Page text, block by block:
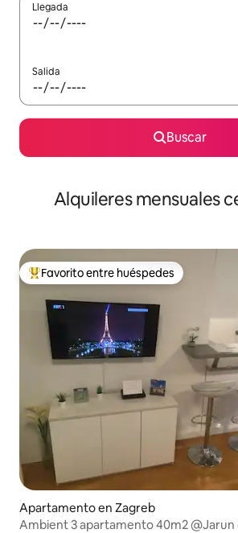
Llegada
Salida
Buscar
Alquileres mensuales
Favorito entre huéspedes preferido
Favorito entre huéspedes
Apartamento en Zagreb
Ambient 3 apartamento 40m2 @Jarun